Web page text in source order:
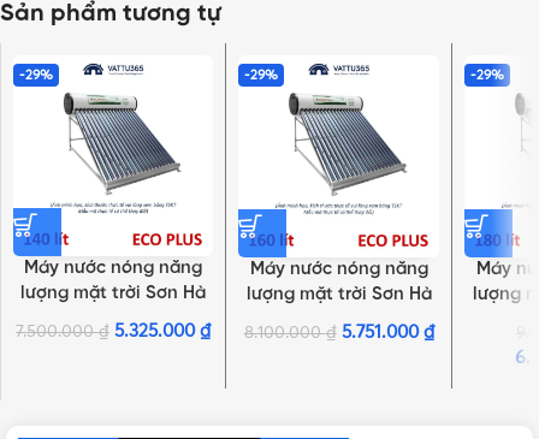
Sản phẩm tương tự
-29%
Máy nước nóng năng
lượng mặt trời Sơn Hà
TDN ECO PLUS 58 – 14
ống 140L
7.500.000₫ 5.325.000₫
-29%
Máy nước nóng năng
lượng mặt trời Sơn Hà
TDN ECO PLUS 58 – 16
ống 160L
8.100.000₫ 5.751.000 ₫
-29%
Máy
lượng